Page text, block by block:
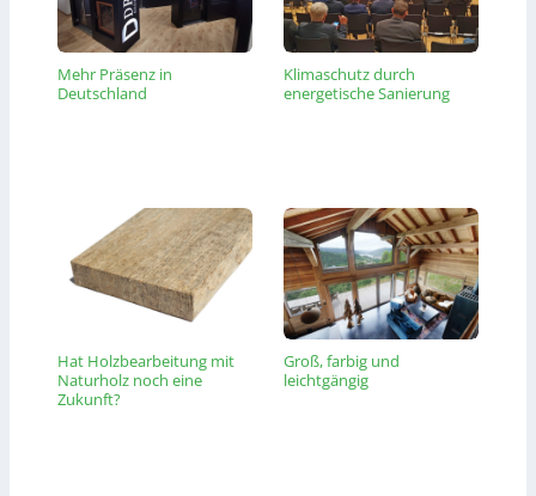
Mehr Präsenz in
Deutschland
Klimaschutz durch
energetische Sanierung
Hat Holzbearbeitung mit
Naturholz noch eine
Zukunft?
Groß, farbig und
leichtgängig